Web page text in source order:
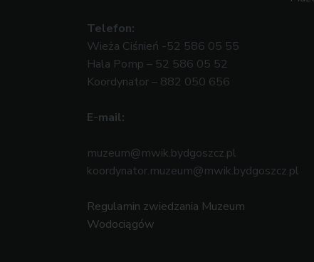
Telefon:
Wieża Ciśnień -52 586 05 55
Hala Pomp – 52 586 05 52
Koordynator – 882 050 656
E-mail:
muzeum@mwik.bydgoszcz.pl
koordynator.muzeum@mwik.bydgoszcz.pl
Regulamin zwiedzania Muzeum
Wodociągów